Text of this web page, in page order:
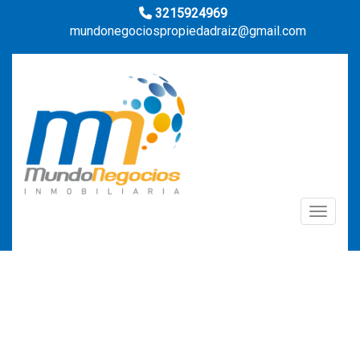
3215924969
mundonegociospropiedadraiz@gmail.com
Toggle